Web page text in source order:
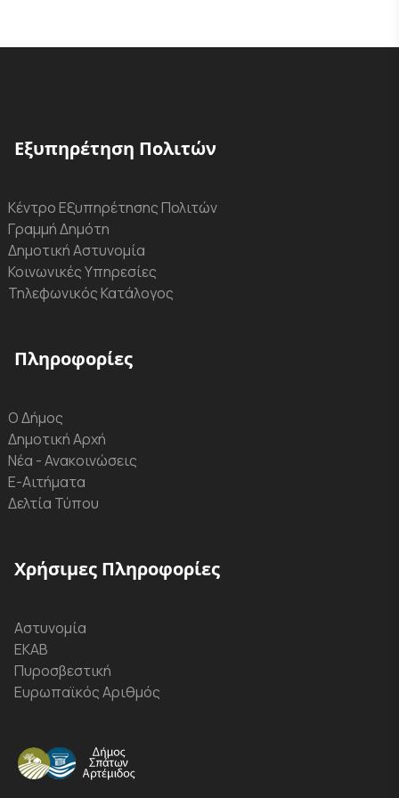
Εξυπηρέτηση Πολιτών
Κέντρο Εξυπηρέτησης Πολιτών
Γραμμή Δημότη
Δημοτική Αστυνομία
Κοινωνικές Υπηρεσίες
Τηλεφωνικός Κατάλογος
Πληροφορίες
Ο Δήμος
Δημοτική Αρχή
Νέα - Ανακοινώσεις
Ε-Αιτήματα
Δελτία Τύπου
Χρήσιμες Πληροφορίες
Αστυνομία
ΕΚΑΒ
Πυροσβεστική
Ευρωπαϊκός Αριθμός